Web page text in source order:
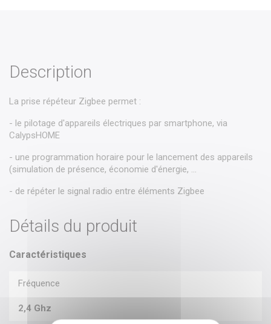
Description
La prise répéteur Zigbee permet :
- le pilotage d'appareils électriques par smartphone, via
CalypsHOME
- une programmation horaire pour le lancement des appareils
(simulation de présence, économie d'énergie, ...
- de répéter le signal radio entre éléments Zigbee
Détails du produit
Caractéristiques
Fréquence
2,4 Ghz